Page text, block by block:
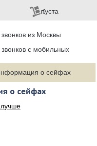
из Москвы
звонков с мобильных
пуста
о сейфах
о сейфах